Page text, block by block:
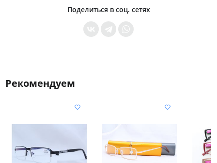
* Общие условия читайте в правилах сайта
Поделиться в соц. сетях
Рекомендуем